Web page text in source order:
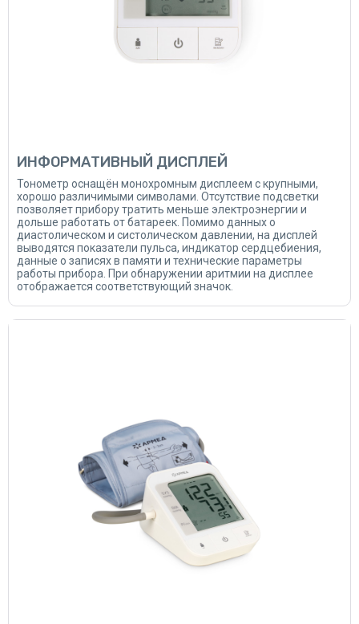
ИНФОРМАТИВНЫЙ ДИСПЛЕЙ
Тонометр оснащён монохромным дисплеем с крупными,
хорошо различимыми символами. Отсутствие подсветки
позволяет прибору тратить меньше электроэнергии и
дольше работать от батареек. Помимо данных о
диастолическом и систолическом давлении, на дисплей
выводятся показатели пульса, индикатор сердцебиения,
данные о записях в памяти и технические параметры
работы прибора. При обнаружении аритмии на дисплее
отображается соответствующий значок.